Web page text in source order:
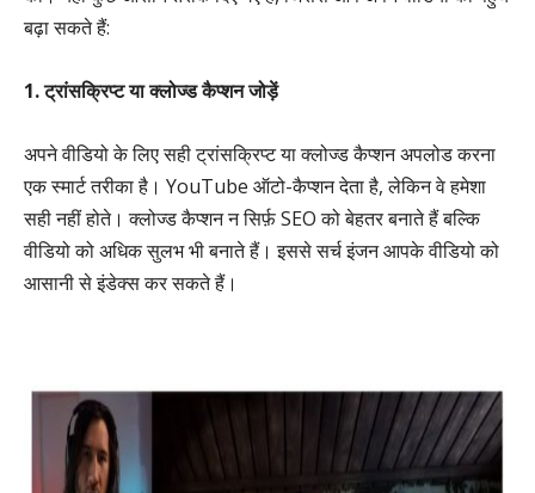
बढ़ा सकते हैं:
1. ट्रांसक्रिप्ट या क्लोज्ड कैप्शन जोड़ें
अपने वीडियो के लिए सही ट्रांसक्रिप्ट या क्लोज्ड कैप्शन अपलोड करना
एक स्मार्ट तरीका है। YouTube ऑटो-कैप्शन देता है, लेकिन वे हमेशा
सही नहीं होते। क्लोज्ड कैप्शन न सिर्फ़ SEO को बेहतर बनाते हैं बल्कि
वीडियो को अधिक सुलभ भी बनाते हैं। इससे सर्च इंजन आपके वीडियो को
आसानी से इंडेक्स कर सकते हैं।